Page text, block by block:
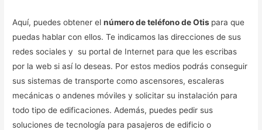
Aquí, puedes obtener elnúmero de teléfono de Otis para que
puedas hablar con ellos. Te indicamos las direcciones de sus
redes sociales y su portal de Internet para que les escribas
por la web si así lo deseas. Por estos medios podrás conseguir
sus sistemas de transporte como ascensores, escaleras
mecánicas o andenes móviles y solicitar su instalación para
todo tipo de edificaciones. Además, puedes pedir sus
soluciones de tecnología para pasajeros de edificio o